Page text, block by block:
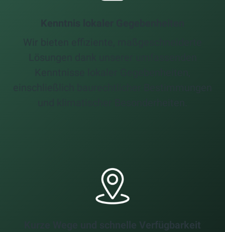
Kurze Wege und schnelle Verfügbarkeit